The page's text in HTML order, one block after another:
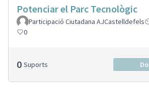
Potenciar el Parc Tecnològic
Participació Ciutadana AJCastelldefels
0
0 Suports